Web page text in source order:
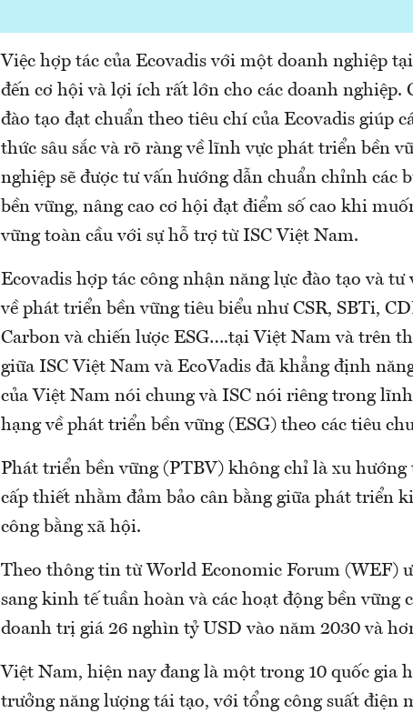
Việc hợp tác của Ecovadis với một doanh nghiệp
đến cơ hội và lợi ích rất lớn cho các doanh nghiệp.
đào tạo đạt chuẩn theo tiêu chí của Ecovadis giúp
thức sâu sắc và rõ ràng về lĩnh vực phát triển bền
nghiệp sẽ được tư vấn hướng dẫn chuẩn chỉnh các
bền vững, nâng cao cơ hội đạt điểm số cao khi
vững toàn cầu với sự hỗ trợ từ ISC Việt Nam.
Ecovadis hợp tác công nhận năng lực đào tạo và tư
về phát triển bền vững tiêu biểu như CSR, SBTi,
Carbon và chiến lược ESG….tại Việt Nam và trên
giữa ISC Việt Nam và EcoVadis đã khẳng định
của Việt Nam nói chung và ISC nói riêng trong
hạng về phát triển bền vững (ESG) theo các tiêu
Phát triển bền vững (PTBV) không chỉ là xu hướng
cấp thiết nhằm đảm bảo cân bằng giữa phát triển
công bằng xã hội.
Theo thông tin từ World Economic Forum (WEF)
sang kinh tế tuần hoàn và các hoạt động bền vững
doanh trị giá 26 nghìn tỷ USD vào năm 2030 và
Việt Nam, hiện nay đang là một trong 10 quốc gia
trưởng năng lượng tái tạo, với tổng công suất điện